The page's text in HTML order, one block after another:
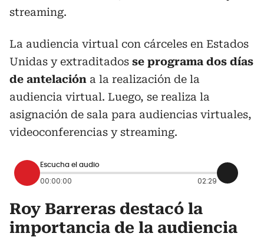
streaming.
La audiencia virtual con cárceles en Estados
Unidas y extraditados se programa dos días
de antelación a la realización de la
audiencia virtual. Luego, se realiza la
asignación de sala para audiencias virtuales,
videoconferencias y streaming.
Escucha el audio
00:00:00 02:29
Roy Barreras destacó la
importancia de la audiencia